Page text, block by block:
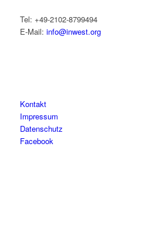
Tel: +49-2102-8799494
E-Mail: info@inwest.org
Kontakt
Impressum
Datenschutz
Facebook